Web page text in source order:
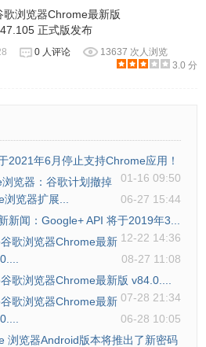
歌浏览器Chrome最新版
正式版发布
0 人评论
13637 次人浏览
3.0 分
2021年6月停止支持Chrome应用！
01-16 09:50
览器：谷歌计划撤掉
览器扩展...
06-27 15:44
新闻：Google+ API 将于2019年3...
12-22 14:36
歌浏览器Chrome最新
08-27 11:08
歌浏览器Chrome最新版 v84.0....
07-28 21:34
歌浏览器Chrome最新
06-28 10:05
浏览器Android版本将推出了新密码